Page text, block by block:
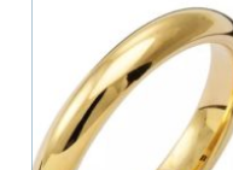
känslor. De uttrycker
kärlek, sorg, hopp och
tacksa...